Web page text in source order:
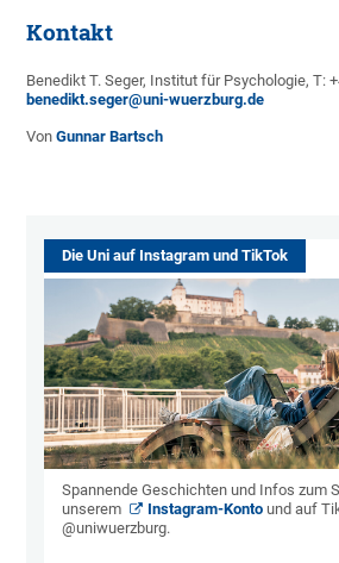
Kontakt
Benedikt T. Seger, Institut für Psychologie, T:
benedikt.seger@uni-wuerzburg.de
VonGunnar Bartsch
Die Uni auf Instagram und TikTok
Spannende Geschichten und Infos zum
unserem
Instagram-Konto und auf
@uniwuerzburg.